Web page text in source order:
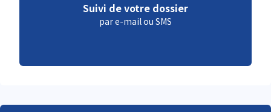
Suivi de votre dossier
par e-mail ou SMS